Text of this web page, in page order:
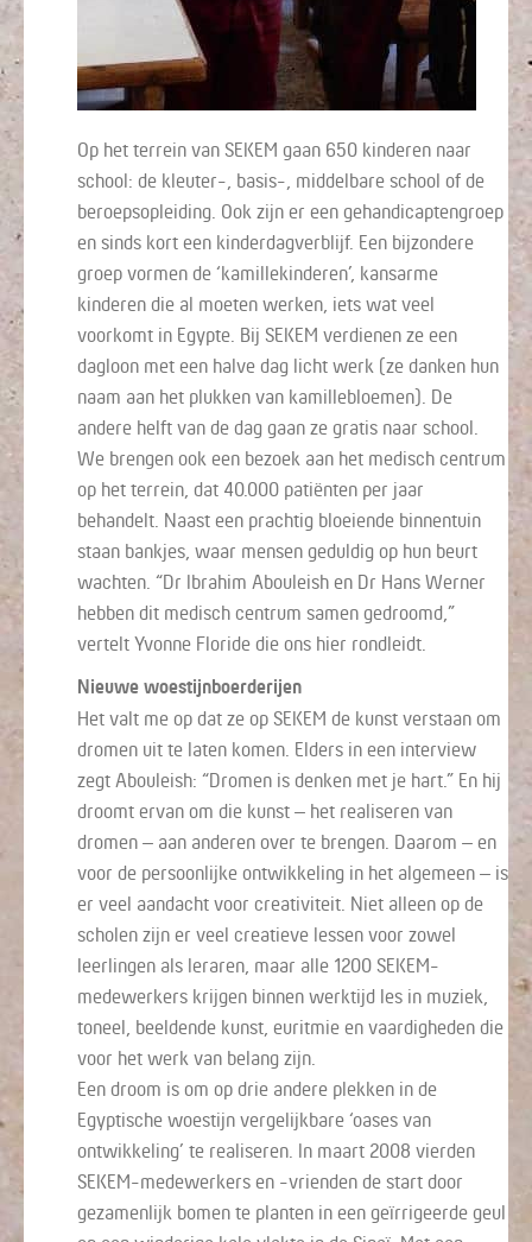
Op het terrein van SEKEM gaan 650 kinderen naar
school: de kleuter-, basis-, middelbare school of de
beroepsopleiding. Ook zijn er een gehandicaptengroep
en sinds kort een kinderdagverblijf. Een bijzondere
groep vormen de ‘kamillekinderen’, kansarme
kinderen die al moeten werken, iets wat veel
voorkomt in Egypte. Bij SEKEM verdienen ze een
dagloon met een halve dag licht werk (ze danken hun
naam aan het plukken van kamillebloemen). De
andere helft van de dag gaan ze gratis naar school.
We brengen ook een bezoek aan het medisch centrum
op het terrein, dat 40.000 patiënten per jaar
behandelt. Naast een prachtig bloeiende binnentuin
staan bankjes, waar mensen geduldig op hun beurt
wachten. “Dr Ibrahim Abouleish en Dr Hans Werner
hebben dit medisch centrum samen gedroomd,”
vertelt Yvonne Floride die ons hier rondleidt.
Nieuwe woestijnboerderijen
Het valt me op dat ze op SEKEM de kunst verstaan om
dromen uit te laten komen. Elders in een interview
zegt Abouleish: “Dromen is denken met je hart.” En hij
droomt ervan om die kunst – het realiseren van
dromen – aan anderen over te brengen. Daarom – en
voor de persoonlijke ontwikkeling in het algemeen – is
er veel aandacht voor creativiteit. Niet alleen op de
scholen zijn er veel creatieve lessen voor zowel
leerlingen als leraren, maar alle 1200 SEKEM-
medewerkers krijgen binnen werktijd les in muziek,
toneel, beeldende kunst, euritmie en vaardigheden die
voor het werk van belang zijn.
Een droom is om op drie andere plekken in de
Egyptische woestijn vergelijkbare ‘oases van
ontwikkeling’ te realiseren. In maart 2008 vierden
SEKEM-medewerkers en -vrienden de start door
gezamenlijk bomen te planten in een geïrrigeerde geul